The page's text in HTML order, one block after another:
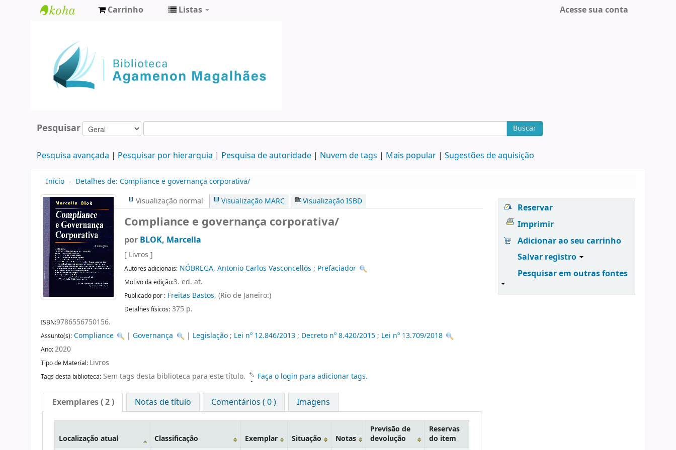
Agamenon
Magalhães
Carrinho Listas Acesse sua conta
Pesquisar Buscar
Pesquisa avançada Pesquisar por hierarquia Pesquisa de autoridade Nuvem de tags Mais popular Sugestões de aquisição
Início › Detalhes de: Compliance e governança corporativa/
Visualização normal
Visualização MARC Visualização ISBD
Compliance e governança corporativa/
por BLOK, Marcella
[ Livros ]
Autores adicionais: NÓBREGA, Antonio Carlos Vasconcellos ; Prefaciador
Motivo da edição:3. ed. at.
Publicado por : Freitas Bastos, (Rio de Janeiro:)
Detalhes físicos: 375 p.
ISBN:9786556750156.
Assunto(s): Compliance |Governança | Legislação; Lei nº 12.846/2013; Decreto nº 8.420/2015; Lei nº 13.709/2018
Ano:2020
Tipo de Material: Livros
Tags desta biblioteca: Sem tags desta biblioteca para este título. Faça o login para adicionar tags.
Exemplares( 2 ) Notas de título Comentários ( 0 ) Imagens
Localização atual Classificação Exemplar Situação Notas
Previsão de
devolução
Reservas
do item
Reservar
Imprimir
Adicionar ao seu carrinho
Salvar registro
Pesquisar em outras fontes